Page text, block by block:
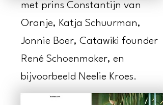
met prins Constantijn van
Oranje, Katja Schuurman,
Jonnie Boer, Catawiki founder
René Schoenmaker, en
bijvoorbeeld Neelie Kroes.